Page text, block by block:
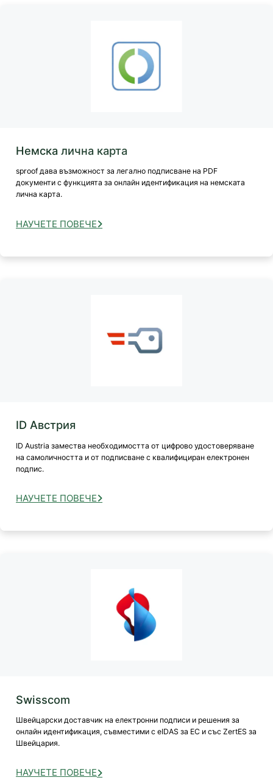
Немска лична карта
sproof дава възможност за легално подписване на PDF
документи с функцията за онлайн идентификация на немската
лична карта.
НАУЧЕТЕ ПОВЕЧЕ
ID Австрия
ID Austria замества необходимостта от цифрово удостоверяване
на самоличността и от подписване с квалифициран електронен
подпис.
НАУЧЕТЕ ПОВЕЧЕ
Swisscom
Швейцарски доставчик на електронни подписи и решения за
онлайн идентификация, съвместими с eIDAS за ЕС и със ZertES за
Швейцария.
НАУЧЕТЕ ПОВЕЧЕ